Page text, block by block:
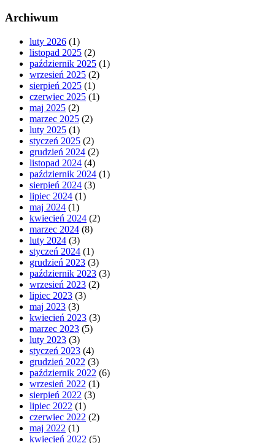
Archiwum
luty 2026 (1)
listopad 2025 (2)
październik 2025 (1)
wrzesień 2025 (2)
sierpień 2025 (1)
czerwiec 2025 (1)
maj 2025 (2)
marzec 2025 (2)
luty 2025 (1)
styczeń 2025 (2)
grudzień 2024 (2)
listopad 2024 (4)
październik 2024 (1)
sierpień 2024 (3)
lipiec 2024 (1)
maj 2024 (1)
kwiecień 2024 (2)
marzec 2024 (8)
luty 2024 (3)
styczeń 2024 (1)
grudzień 2023 (3)
październik 2023 (3)
wrzesień 2023 (2)
lipiec 2023 (3)
maj 2023 (3)
kwiecień 2023 (3)
marzec 2023 (5)
luty 2023 (3)
styczeń 2023 (4)
grudzień 2022 (3)
październik 2022 (6)
wrzesień 2022 (1)
sierpień 2022 (3)
lipiec 2022 (1)
czerwiec 2022 (2)
maj 2022 (1)
kwiecień 2022 (5)